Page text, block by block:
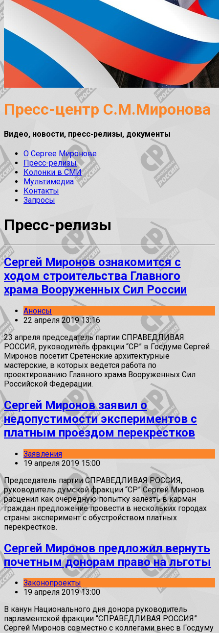
Пресс-центр С.М.Миронова
Видео, новости, пресс-релизы, документы
О Сергее Миронове
Пресс-релизы
Колонки в СМИ
Мультимедиа
Контакты
Запросы
Пресс-релизы
Сергей Миронов ознакомится с
ходом строительства Главного
храма Вооруженных Сил России
Анонсы
22 апреля 2019 13:16
23 апреля председатель партии СПРАВЕДЛИВАЯ
РОССИЯ, руководитель фракции “СР” в Госдуме Сергей
Миронов посетит Сретенские архитектурные
мастерские, в которых ведется работа по
проектированию Главного храма Вооруженных Сил
Российской Федерации.
Сергей Миронов заявил о
недопустимости экспериментов с
платным проездом перекрестков
Заявления
19 апреля 2019 15:00
Председатель партии СПРАВЕДЛИВАЯ РОССИЯ,
руководитель думской фракции “СР” Сергей Миронов
расценил как очередную попытку залезть в карман
граждан предложение провести в нескольких городах
страны эксперимент с обустройством платных
перекрестков.
Сергей Миронов предложил вернуть
почетным донорам право на льготы
Законопроекты
19 апреля 2019 13:00
В канун Национального дня донора руководитель
парламентской фракции “СПРАВЕДЛИВАЯ РОССИЯ”
Сергей Миронов совместно с коллегами внес в Госдуму